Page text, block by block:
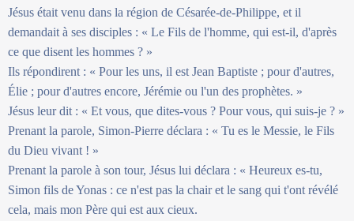
Jésus était venu dans la région de Césarée-de-Philippe, et il
demandait à ses disciples : « Le Fils de l'homme, qui est-il, d'après
ce que disent les hommes ? »
Ils répondirent : « Pour les uns, il est Jean Baptiste ; pour d'autres,
Élie ; pour d'autres encore, Jérémie ou l'un des prophètes. »
Jésus leur dit : « Et vous, que dites-vous ? Pour vous, qui suis-je ? »
Prenant la parole, Simon-Pierre déclara : « Tu es le Messie, le Fils
du Dieu vivant ! »
Prenant la parole à son tour, Jésus lui déclara : « Heureux es-tu,
Simon fils de Yonas : ce n'est pas la chair et le sang qui t'ont révélé
cela, mais mon Père qui est aux cieux.